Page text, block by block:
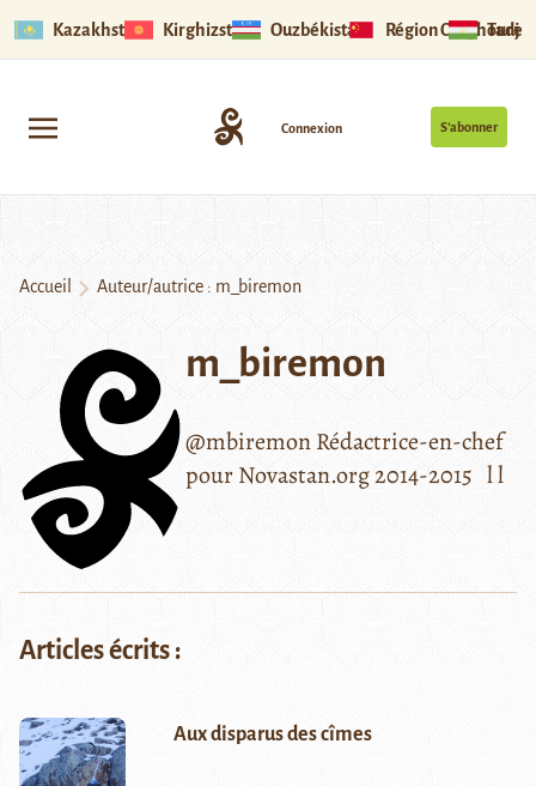
Kazakhstan Kirghizstan Ouzbékistan Région Ouïghoure
S’abonner
Connexion
Accueil Auteur/autrice : m_biremon
m_biremon
@mbiremon Rédactrice-en-chef
pour Novastan.org 2014-2015 l l
Articles écrits :
Aux disparus des cîmes